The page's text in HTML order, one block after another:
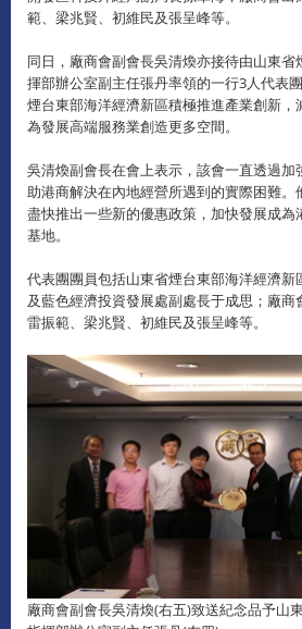
範、梁兆賢、初維民及張呈峰等。
同日，廠商會副會長吳清煥亦接待由山東
揮部辦公室副主任張丹率領的一行3人代表
煙台東部海洋經濟新區積極推進產業創新，
為發展高端服務業創造更多空間。
吳清煥副會長在會上表示，該會一直透過
助港商解決在內地經營所遇到的實際困難
盡快推出一些新的優惠政策，加快發展成為
基地。
代表團團員包括山東省煙台東部海洋經濟
及藍色經濟投資發展處副處長于成思；廠
雷振範、梁兆賢、初維民及張呈峰等。
廠商會副會長吳清煥(右五)致送紀念品予山